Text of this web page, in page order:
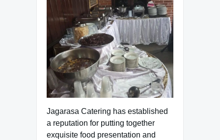
Jagarasa Catering has established
a reputation for putting together
exquisite food presentation and